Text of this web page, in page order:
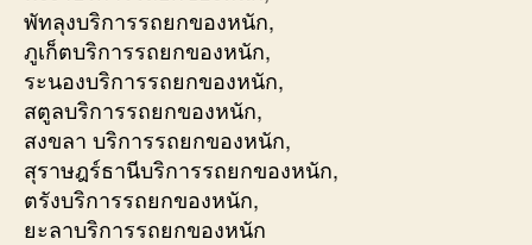
พัทลุงบริการรถยกของหนัก,
ภูเก็ตบริการรถยกของหนัก,
ระนองบริการรถยกของหนัก,
สตูลบริการรถยกของหนัก,
สงขลา บริการรถยกของหนัก,
สุราษฎร์ธานีบริการรถยกของหนัก,
ตรังบริการรถยกของหนัก,
ยะลาบริการรถยกของหนัก